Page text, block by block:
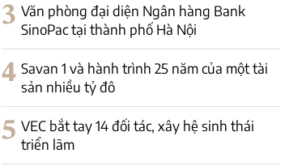
3 Văn phòng đại diện Ngân hàng Bank
SinoPac tại thành phố Hà Nội
4 Savan 1 và hành trình 25 năm của một tài
sản nhiều tỷ đô
5 VEC bắt tay 14 đối tác, xây hệ sinh thái
triển lãm